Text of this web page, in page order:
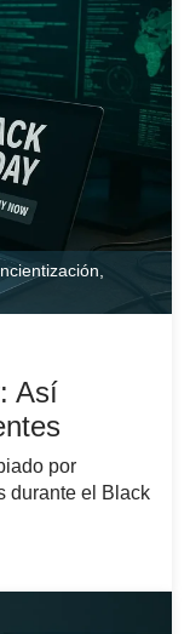
,
Así
por
durante el Black